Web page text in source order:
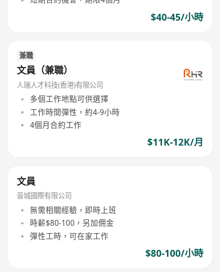
$40-45/小時
兼職
文員（兼職）
人瑞人才科技(香港)有限公司
多個工作地點可供選擇
工作時間彈性，約4-9小時
4個月合約工作
$11K-12K/月
文員
晉城國際有限公司
無需相關經驗，即時上班
時薪$80-100，另加佣金
彈性工時，可在家工作
$80-100/小時